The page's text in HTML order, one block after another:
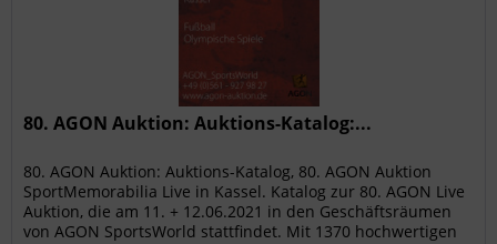
80. AGON Auktion: Auktions-Katalog:...
80. AGON Auktion: Auktions-Katalog, 80. AGON Auktion
SportMemorabilia Live in Kassel. Katalog zur 80. AGON Live
Auktion, die am 11. + 12.06.2021 in den Geschäftsräumen
von AGON SportsWorld stattfindet. Mit 1370 hochwertigen